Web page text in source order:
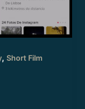
,Short Film